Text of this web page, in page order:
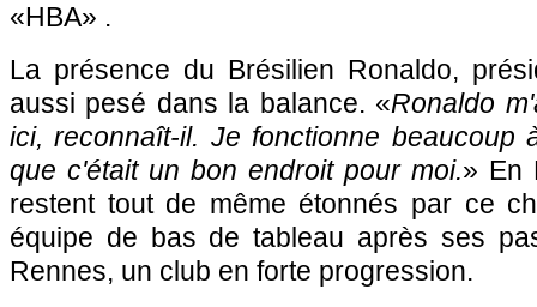
«HBA» .
La présence du Brésilien Ronaldo,
aussi pesé dans la balance. «Ronaldo
ici, reconnaît-il. Je fonctionne beaucoup
que c'était un bon endroit pour moi.» En
restent tout de même étonnés par ce
équipe de bas de tableau après ses
Rennes, un club en forte progression.